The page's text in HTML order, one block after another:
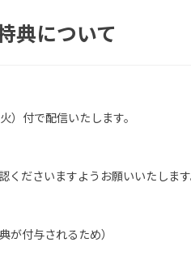
典について
付で配信いたします。
ださいますようお願いいたします
付与されるため）